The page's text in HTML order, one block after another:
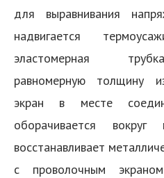
для выравнивания
надвигается
эластомерная
равномерную толщину
экран в месте
оборачивается
восстанавливает
с проволочным